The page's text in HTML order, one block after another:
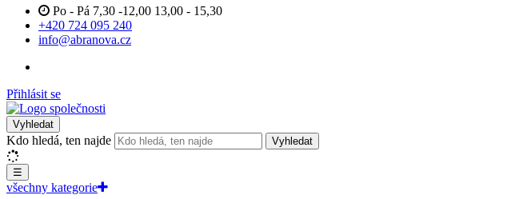
Po - Pá 7,30 -12,00 13,00 - 15,30
+420 724 095 240
info@abranova.cz
Přihlásit se
Vyhledat
Kdo hledá, ten najde Vyhledat
☰
všechny kategorie